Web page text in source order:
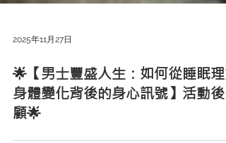
2025年11月27日
🌟【男士豐盛人生：如何從睡眠理